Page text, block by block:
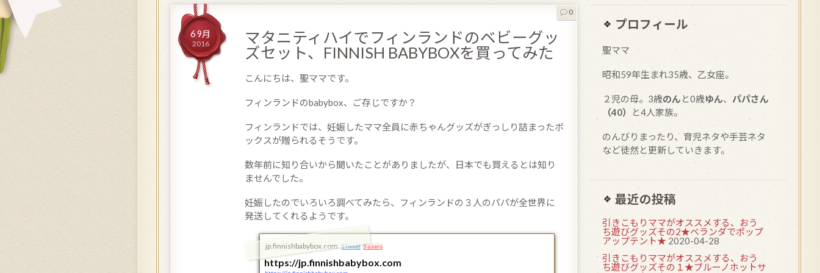
マタニティハイでフィンランドのベビーグッ
ズセット、FINNISH BABYBOXを買ってみた
6 9月
2016
0
こんにちは、聖ママです。
フィンランドのbabybox、ご存じですか？
フィンランドでは、妊娠したママ全員に赤ちゃんグッズがぎっしり詰まったボ
ックスが贈られるそうです。
数年前に知り合いから聞いたことがありましたが、日本でも買えるとは知り
ませんでした。
妊娠したのでいろいろ調べてみたら、フィンランドの３人のパパが全世界に
発送してくれるようです。
jp.finnishbabybox.com 1 tweet 5 users
https://jp.finnishbabybox.com
プロフィール
聖ママ
昭和59年生まれ35歳、乙女座。
２児の母。3歳のん と0歳ゆん、 パパさん
（40）
と4人家族。
のんびりまったり、育児ネタや手芸ネタ
など徒然と更新していきます。
最近の投稿
引きこもりママがオススメする、おう
ち遊びグッズその2★ベランダでポップ
アップテント★ 2020-04-28
引きこもりママがオススメする、おう
ち遊びグッズその１★ブルーノホットサ